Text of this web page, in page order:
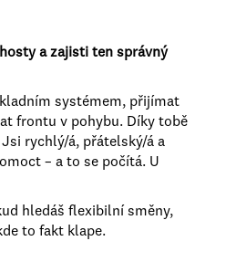
a zajisti ten správný
systémem, přijímat
frontu v pohybu. Díky tobě
rychlý/á, přátelský/á a
– a to se počítá. U
hledáš flexibilní směny,
to fakt klape.